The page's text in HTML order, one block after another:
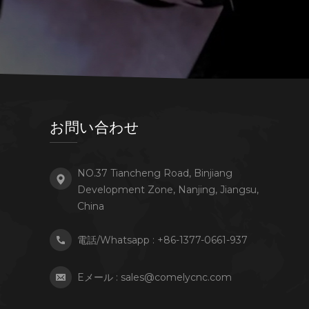
お問い合わせ
NO.37 Tiancheng Road, Binjiang
Development Zone, Nanjing, Jiangsu,
China
電話/Whatsapp : +86-1377-0661-937
Eメール : sales@comelycnc.com